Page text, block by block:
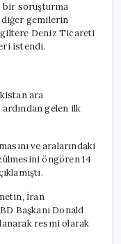
bir soruşturma
diğer gemilerin
Deniz Ticareti
istendi.
ara
gelen ilk
ve aralarındaki
öngören 14
İran
Başkanı Donald
resmi olarak